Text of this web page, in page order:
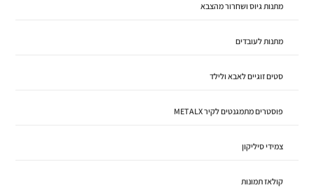
מתנות גיוס ושחרור מהצבא
מתנות לעובדים
סטים זוגיים לאבא ולילד
פוסטרים מתמגנטים לקיר METALX
צמידי סיליקון
קולאז תמונות